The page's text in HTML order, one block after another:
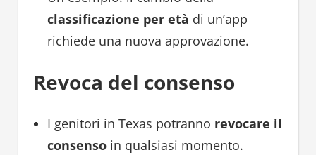
classificazione per età di un’app
richiede una nuova approvazione.
Revoca del consenso
I genitori in Texas potranno revocare il
consensoin qualsiasi momento.